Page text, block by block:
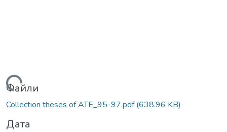
Вантажиться...
Файли
Collection theses of ATE_95-97.pdf(638.96 KB)
Дата